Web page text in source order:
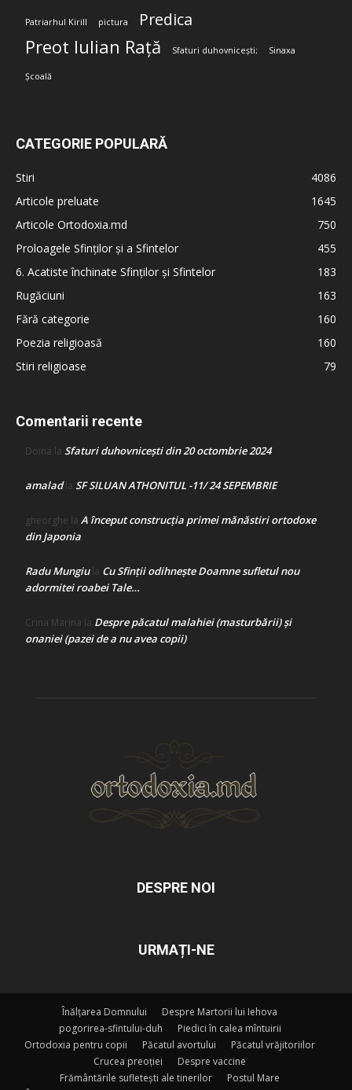
Patriarhul Kirill pictura Predica
Preot Iulian Rață Sfaturi duhovnicești; Sinaxa
Școală
CATEGORIE POPULARĂ
Stiri
4086
Articole preluate
1645
Articole Ortodoxia.md
750
Proloagele Sfinților și a Sfintelor
455
6. Acatiste închinate Sfinților și Sfintelor
183
Rugăciuni
163
Fără categorie
160
Poezia religioasă
160
Stiri religioase
79
Comentarii recente
Doina la Sfaturi duhovnicești din 20 octombrie 2024
amaladla SF SILUAN ATHONITUL -11/ 24 SEPEMBRIE
gheorghe la A început construcţia primei mănăstiri ortodoxe
din Japonia
Radu Mungiula Cu Sfinții odihnește Doamne sufletul nou
adormitei roabei Tale…
Crina Marina la Despre păcatul malahiei (masturbării) şi
onaniei (pazei de a nu avea copii)
DESPRE NOI
URMAȚI-NE
Înălțarea Domnului
Despre Martorii lui Iehova
pogorirea-sfintului-duh
Piedici în calea mîntuirii
Ortodoxia pentru copii
Păcatul avortului
Păcatul vrăjitoriilor
Crucea preoției
Despre vaccine
Frământările sufletești ale tinerilor
Postul Mare